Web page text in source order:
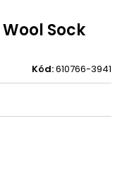
Sock
Kód:610766-3941